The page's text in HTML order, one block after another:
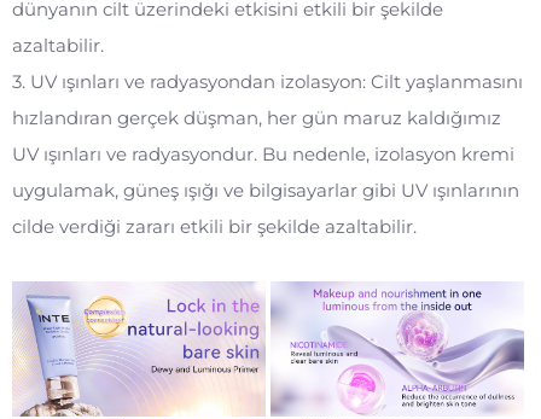
dünyanın cilt üzerindeki etkisini etkili bir şekilde
azaltabilir.
3. UV ışınları ve radyasyondan izolasyon: Cilt yaşlanmasını
hızlandıran gerçek düşman, her gün maruz kaldığımız
UV ışınları ve radyasyondur. Bu nedenle, izolasyon kremi
uygulamak, güneş ışığı ve bilgisayarlar gibi UV ışınlarının
cilde verdiği zararı etkili bir şekilde azaltabilir.